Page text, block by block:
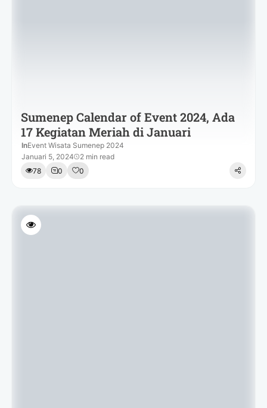
Sumenep Calendar of Event 2024, Ada
17 Kegiatan Meriah di Januari
InEvent Wisata Sumenep 2024
Januari 5, 2024
2 min read
78
0 0